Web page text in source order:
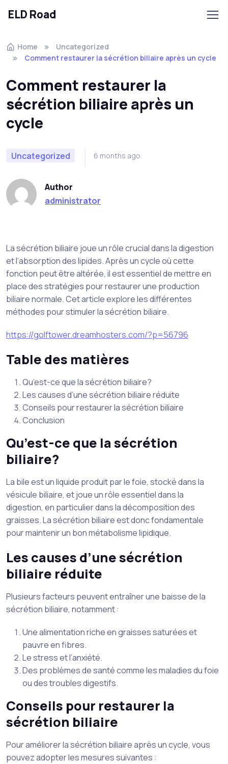
Skip to navigation
Skip to content
ELD Road
Home
Uncategorized
Comment restaurer la sécrétion biliaire après un cycle
Comment restaurer la
sécrétion biliaire après un
cycle
Uncategorized 6 months ago
Author
administrator
La sécrétion biliaire joue un rôle crucial dans la digestion
et l’absorption des lipides. Après un cycle où cette
fonction peut être altérée, il est essentiel de mettre en
place des stratégies pour restaurer une production
biliaire normale. Cet article explore les différentes
méthodes pour stimuler la sécrétion biliaire.
https://golftower.dreamhosters.com/?p=56796
Table des matières
Qu’est-ce que la sécrétion biliaire?
Les causes d’une sécrétion biliaire réduite
Conseils pour restaurer la sécrétion biliaire
Conclusion
Qu’est-ce que la sécrétion
biliaire?
La bile est un liquide produit par le foie, stocké dans la
vésicule biliaire, et joue un rôle essentiel dans la
digestion, en particulier dans la décomposition des
graisses. La sécrétion biliaire est donc fondamentale
pour maintenir un bon métabolisme lipidique.
Les causes d’une sécrétion
biliaire réduite
Plusieurs facteurs peuvent entraîner une baisse de la
sécrétion biliaire, notamment :
Une alimentation riche en graisses saturées et
pauvre en fibres.
Le stress et l’anxiété.
Des problèmes de santé comme les maladies du foie
ou des troubles digestifs.
Conseils pour restaurer la
sécrétion biliaire
Pour améliorer la sécrétion biliaire après un cycle, vous
pouvez adopter les mesures suivantes :